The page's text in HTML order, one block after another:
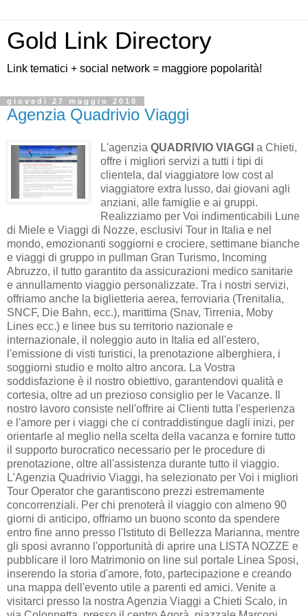
Gold Link Directory
Link tematici + social network = maggiore popolarità!
giovedì 27 maggio 2010
Agenzia Quadrivio Viaggi
L'agenzia QUADRIVIO VIAGGI a Chieti,
offre i migliori servizi a tutti i tipi di
clientela, dal viaggiatore low cost al
viaggiatore extra lusso, dai giovani agli
anziani, alle famiglie e ai gruppi.
Realizziamo per Voi indimenticabili Lune
di Miele e Viaggi di Nozze, esclusivi Tour in Italia e nel
mondo, emozionanti soggiorni e crociere, settimane bianche
e viaggi di gruppo in pullman Gran Turismo, Incoming
Abruzzo, il tutto garantito da assicurazioni medico sanitarie
e annullamento viaggio personalizzate. Tra i nostri servizi,
offriamo anche la biglietteria aerea, ferroviaria (Trenitalia,
SNCF, Die Bahn, ecc.), marittima (Snav, Tirrenia, Moby
Lines ecc.) e linee bus su territorio nazionale e
internazionale, il noleggio auto in Italia ed all'estero,
l'emissione di visti turistici, la prenotazione alberghiera, i
soggiorni studio e molto altro ancora. La Vostra
soddisfazione è il nostro obiettivo, garantendovi qualità e
cortesia, oltre ad un prezioso consiglio per le Vacanze. Il
nostro lavoro consiste nell'offrire ai Clienti tutta l'esperienza
e l'amore per i viaggi che ci contraddistingue dagli inizi, per
orientarle al meglio nella scelta della vacanza e fornire tutto
il supporto burocratico necessario per le procedure di
prenotazione, oltre all'assistenza durante tutto il viaggio.
L'Agenzia Quadrivio Viaggi, ha selezionato per Voi i migliori
Tour Operator che garantiscono prezzi estremamente
concorrenziali. Per chi prenoterà il viaggio con almeno 90
giorni di anticipo, offriamo un buono sconto da spendere
entro fine anno presso l'Istituto di Bellezza Marianna, mentre
gli sposi avranno l'opportunità di aprire una LISTA NOZZE e
pubblicare il loro Matrimonio on line sul portale Linea Sposi,
inserendo la storia d'amore, foto, partecipazione e creando
una mappa dell'evento utile a parenti ed amici. Venite a
visitarci presso la nostra Agenzia Viaggi a Chieti Scalo, in